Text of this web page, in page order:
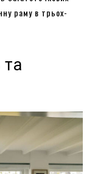
раму в трьох-